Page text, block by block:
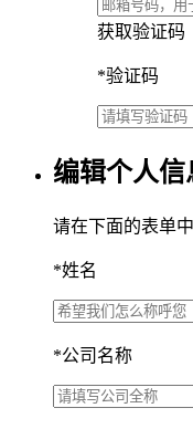
获取验证码
*验证码
编辑个人信
请在下面的表单
*姓名
*公司名称